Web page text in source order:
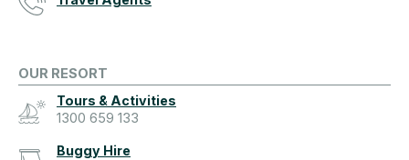
OUR RESORT
Tours & Activities
1300 659 133
Buggy Hire